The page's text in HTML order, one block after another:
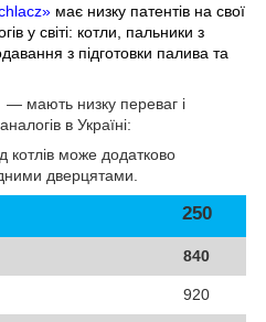
має низку патентів на свої
у світі: котли, пальники з
з підготовки палива та
— мають низку переваг і
в Україні:
може додатково
дверцятами.
250
840
920